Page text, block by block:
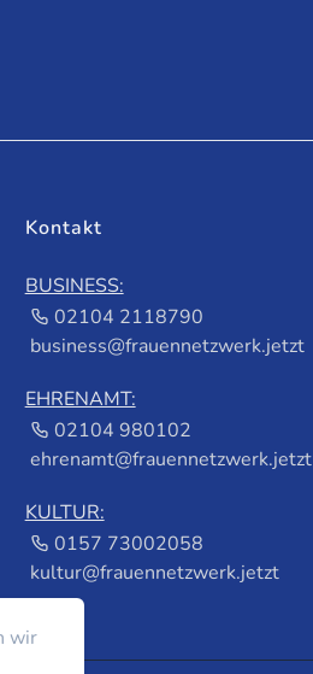
Kontakt
BUSINESS:
02104 2118790
business@frauennetzwerk.jetzt
EHRENAMT:
02104 980102
ehrenamt@frauennetzwerk.jetzt
KULTUR:
0157 73002058
kultur@frauennetzwerk.jetzt
wir